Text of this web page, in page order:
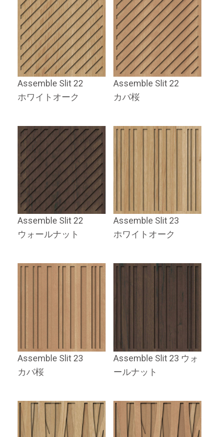
Assemble Slit 22
ホワイトオーク
Assemble Slit 22
カバ桜
Assemble Slit 22
ウォールナット
Assemble Slit 23
ホワイトオーク
Assemble Slit 23
カバ桜
Assemble Slit 23 ウォ
ールナット